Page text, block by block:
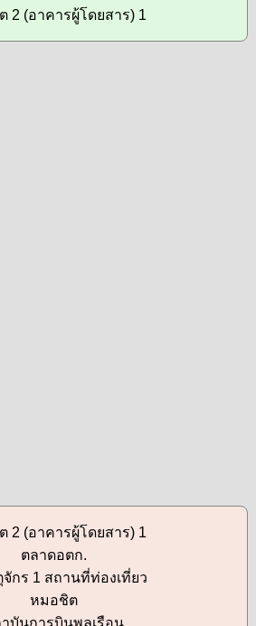
2 (อาคารผู้โดยสาร) 1
2 (อาคารผู้โดยสาร) 1
ตลาดอตก.
กร 1 สถานที่ท่องเที่ยว
หมอชิต
บันการบินพลเรือน